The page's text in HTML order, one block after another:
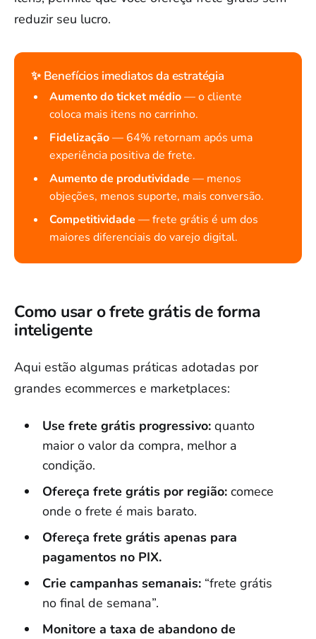
reduzir seu lucro.
✨ Benefícios imediatos da estratégia
Aumento do ticket médio— o cliente
coloca mais itens no carrinho.
Fidelização— 64% retornam após uma
experiência positiva de frete.
Aumento de produtividade — menos
objeções, menos suporte, mais conversão.
Competitividade — frete grátis é um dos
maiores diferenciais do varejo digital.
Como usar o frete grátis de forma
inteligente
Aqui estão algumas práticas adotadas por
grandes ecommerces e marketplaces:
Use frete grátis progressivo:quanto
maior o valor da compra, melhor a
condição.
Ofereça frete grátis por região:comece
onde o frete é mais barato.
Ofereça frete grátis apenas para
pagamentos no PIX.
Crie campanhas semanais:“frete grátis
no final de semana”.
Monitore a taxa de abandono de